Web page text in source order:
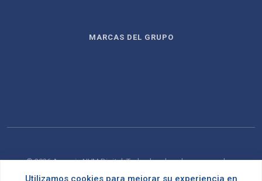
MARCAS DEL GRUPO
© 2026 Agencia NVM Digital. Todos los derechos reservados.
Utilizamos cookies para mejorar su experiencia en